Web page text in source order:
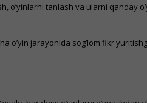
o’yinlarni tanlash va ularni qanday
o’yin jarayonida sog’lom fikr